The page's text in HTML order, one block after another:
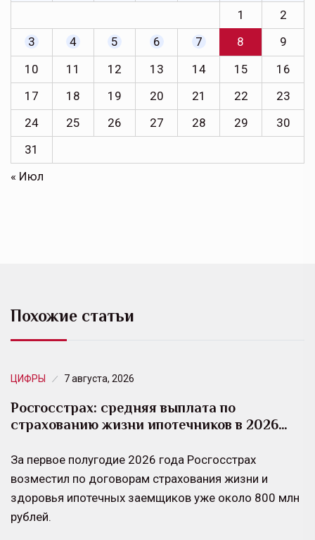
1
2
3
4 5 6 7 8
9
10
11 12 13 14 15
16
17
18 19 20 21 22
23
24
25 26 27 28 29
30
31
« Июл
Похожие статьи
ЦИФРЫ 7 августа, 2026
Росгосстрах: средняя выплата по
страхованию жизни ипотечников в 2026…
За первое полугодие 2026 года Росгосстрах
возместил по договорам страхования жизни и
здоровья ипотечных заемщиков уже около 800 млн
рублей.